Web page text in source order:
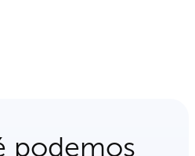
podemos